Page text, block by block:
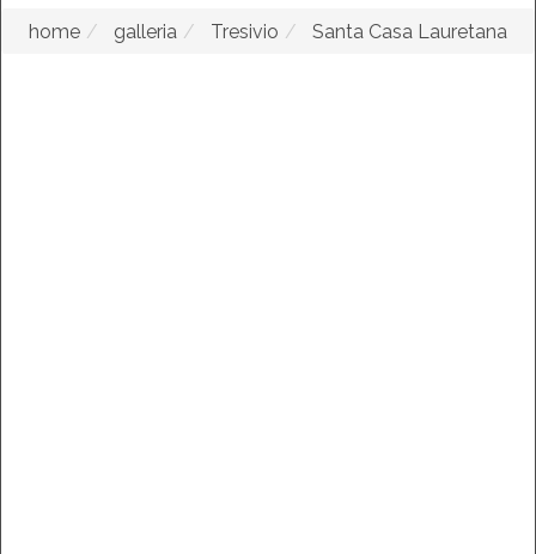
home galleria Tresivio Santa Casa Lauretana